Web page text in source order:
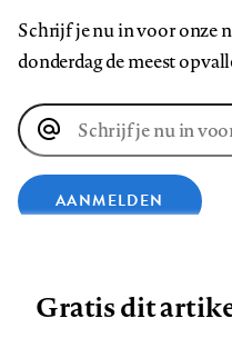
Schrijf je nu in voor onze
donderdag de meest
E-
mailadres
AANMELDEN
Zie onze cookie policy
Gratis dit